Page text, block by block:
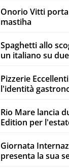
Onorio Vitti
mastiha
Spaghetti allo
un italiano su due
Pizzerie
l'identità
Rio Mare lancia
Edition per
Giornata
presenta la sua